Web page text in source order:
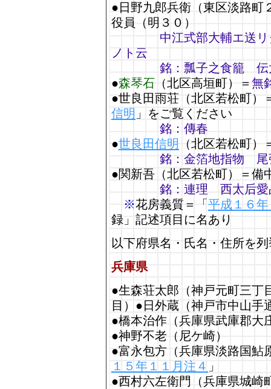
●日野九郎兵衛（東区淡路町
役員（明３０）
中江式部大輔エ送
ノト云
銘：瓢子之食籠 伝
●森琴石 （北区高垣町）＝無
●世良田雨荘（北区若松町
信明 」をご覧ください
銘：傳春
●世良田信明
（北区若松町
銘：金箔地指物 尾
●関新吾（北区若松町）＝備
銘：連理 西太后愛
※花房義質＝「 平成１６
録」記述項目に名あり
以下府県名・氏名・住所を
兵庫県
●生森荘太郎（神戸元町三丁
目）●日外蔵（神戸市中山手
●橋本治作（兵庫県武庫郡大
●神野不老（尼ケ崎）
●富永包方（兵庫県淡路国
１５年１１月注４ 」
●西村六左衛門（兵庫県城崎